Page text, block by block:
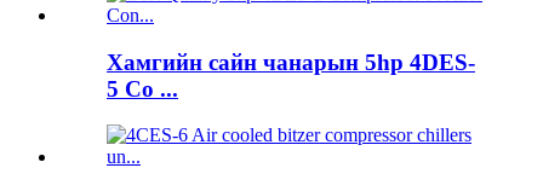
Хамгийн сайн чанарын 5hp 4DES-
5 Co ...